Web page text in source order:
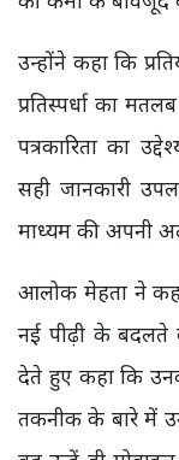
उन्होंने कहा कि
प्रतिस्पर्धा का
पत्रकारिता का
सही जानकारी
माध्यम की अपनी
आलोक मेहता ने
नई पीढ़ी के बदलते
देते हुए कहा कि
तकनीक के बारे में